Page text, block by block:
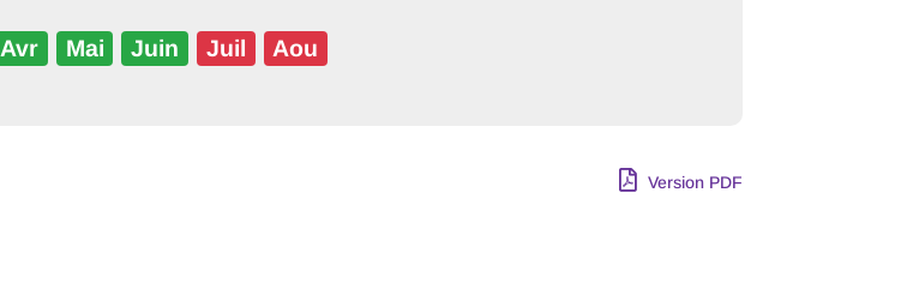
Avr Mai Juin Juil Aou
Version PDF